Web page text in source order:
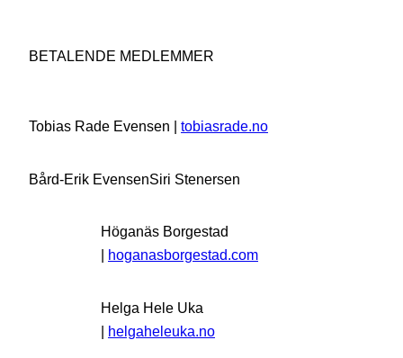
BETALENDE MEDLEMMER
Tobias Rade Evensen | tobiasrade.no
Bård-Erik EvensenSiri Stenersen
Höganäs Borgestad
| hoganasborgestad.com
Helga Hele Uka
| helgaheleuka.no